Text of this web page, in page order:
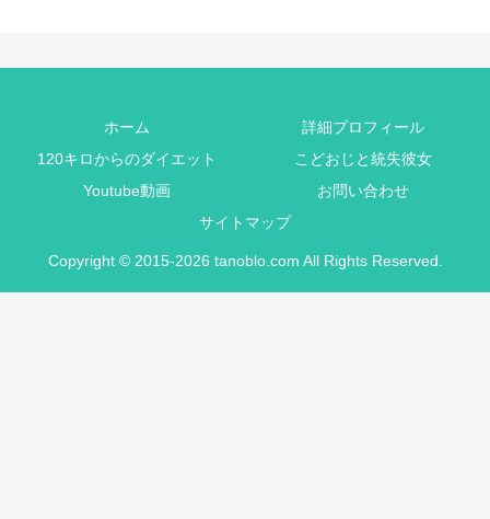
ホーム
詳細プロフィール
120キロからのダイエット
こどおじと統失彼女
Youtube動画
お問い合わせ
サイトマップ
Copyright © 2015-2026 tanoblo.com All Rights Reserved.